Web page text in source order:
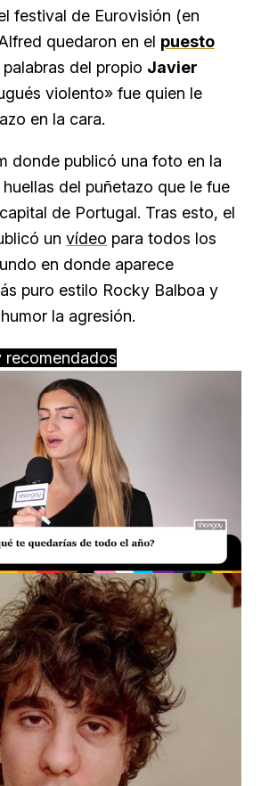
festival de Eurovisión (en
quedaron en el puesto
palabras del propio Javier
violento» fue quien le
en la cara.
donde publicó una foto en la
del puñetazo que le fue
de Portugal. Tras esto, el
un vídeo para todos los
en donde aparece
puro estilo Rocky Balboa y
la agresión.
recomendados
Loaded:
39.56%